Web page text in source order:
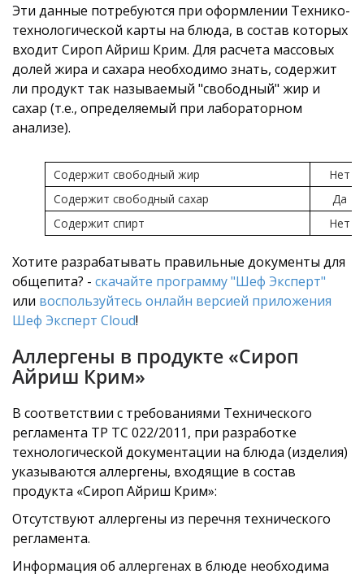
Эти данные потребуются при оформлении Технико-
технологической карты на блюда, в состав которых
входит Сироп Айриш Крим. Для расчета массовых
долей жира и сахара необходимо знать, содержит
ли продукт так называемый "свободный" жир и
сахар (т.е., определяемый при лабораторном
анализе).
Содержит свободный жир
Нет
Содержит свободный сахар
Да
Содержит спирт
Нет
Хотите разрабатывать правильные документы для
общепита? - скачайте программу "Шеф Эксперт"
или воспользуйтесь онлайн версией приложения
Шеф Эксперт Cloud!
Аллергены в продукте «Сироп
Айриш Крим»
В соответствии с требованиями Технического
регламента ТР ТС 022/2011, при разработке
технологической документации на блюда (изделия)
указываются аллергены, входящие в состав
продукта «Сироп Айриш Крим»:
Отсутствуют аллергены из перечня технического
регламента.
Информация об аллергенах в блюде необходима